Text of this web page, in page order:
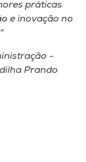
práticas
e inovação no
-
Prando